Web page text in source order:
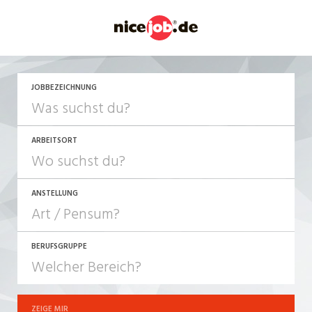
JOBBEZEICHNUNG
ARBEITSORT
ANSTELLUNG
JOB-TYP
Festanstellung
BERUFSGRUPPE
ZEIGE MIR